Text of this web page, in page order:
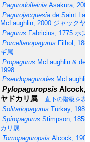
Pagurodofleinia Asakura,
Pagurojacquesia de Saint
McLaughlin, 2000 ジャックヤ
Pagurus Fabricius, 1775 ホン
Porcellanopagurus Filhol,
ギ属
Propagurus McLaughlin & de
1998
Pseudopagurodes
Pylopaguropsis Alcock,
ヤドカリ属
直下の階級を表
Solitariopagurus Türkay, 1986
Spiropagurus Stimpson, 1858
カリ属
Tomopaguropsis Alcock, 1905